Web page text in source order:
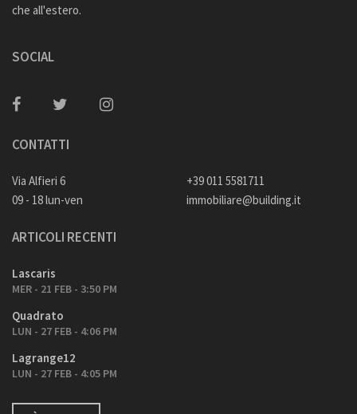
che all'estero.
SOCIAL
CONTATTI
Via Alfieri 6
09 - 18 lun-ven
+39 011 5581711
immobiliare@building.it
ARTICOLI RECENTI
Lascaris
MER - 21 FEB - 3:50 PM
Quadrato
LUN - 27 FEB - 4:06 PM
Lagrange12
LUN - 27 FEB - 4:05 PM